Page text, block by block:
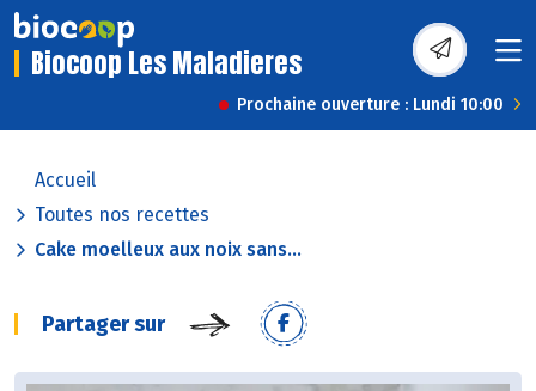
Biocoop Les Maladieres
Prochaine ouverture : Lundi 10:00
Accueil
Toutes nos recettes
Cake moelleux aux noix sans...
Partager sur